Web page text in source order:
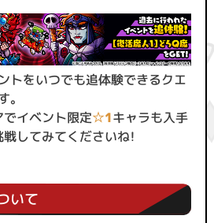
トをいつでも追体験できるクエ
。
でイベント限定☆1キャラも入手
してみてくださいね！
いて